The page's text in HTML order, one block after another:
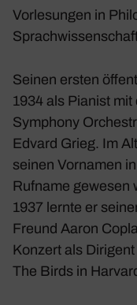
Vorlesungen in
Seinen ersten
1934 als Pianist
Symphony
Edvard Grieg. Im
seinen Vornamen
Rufname gewesen
1937 lernte er
Freund Aaron
Konzert als
The Birds in